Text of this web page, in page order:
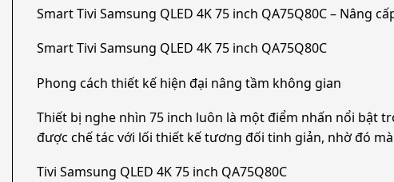
Smart Tivi Samsung QLED 4K 75 inch QA75Q80C – Nâng
Smart Tivi Samsung QLED 4K 75 inch QA75Q80C
Phong cách thiết kế hiện đại nâng tầm không gian
Thiết bị nghe nhìn 75 inch luôn là một điểm nhấn nổi bật
được chế tác với lối thiết kế tương đối tinh giản, nhờ đó
Tivi Samsung QLED 4K 75 inch QA75Q80C